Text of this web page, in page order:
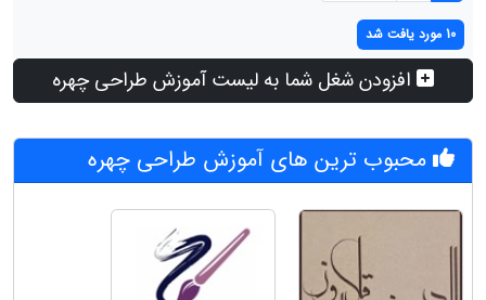
10 مورد یافت شد
افزودن شغل شما به لیست آموزش طراحی چهره
محبوب ترین های آموزش طراحی چهره